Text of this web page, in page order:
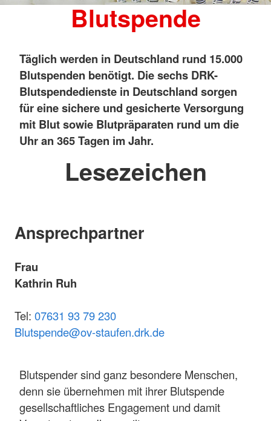
Blutspende
Täglich werden in Deutschland rund 15.000
Blutspenden benötigt. Die sechs DRK-
Blutspendedienste in Deutschland sorgen
für eine sichere und gesicherte Versorgung
mit Blut sowie Blutpräparaten rund um die
Uhr an 365 Tagen im Jahr.
Lesezeichen
Ansprechpartner
Frau
Kathrin Ruh
Tel: 07631 93 79 230
Blutspende@ov-staufen.drk.de
Blutspender sind ganz besondere Menschen,
denn sie übernehmen mit ihrer Blutspende
gesellschaftliches Engagement und damit